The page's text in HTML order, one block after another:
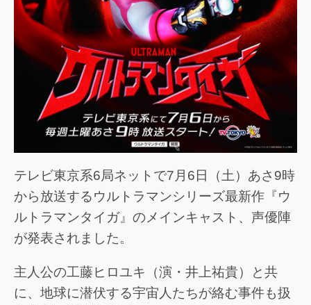
テレビ東京系6局ネットで7月6日（土）あさ9時
から放送するウルトラマンシリーズ最新作『ウ
ルトラマンタイガ』のメインキャスト、声優陣
が発表されました。
主人公の工藤ヒロユキ（演・井上祐貴）と共
に、地球に潜伏する宇宙人たちが絡む事件も扱